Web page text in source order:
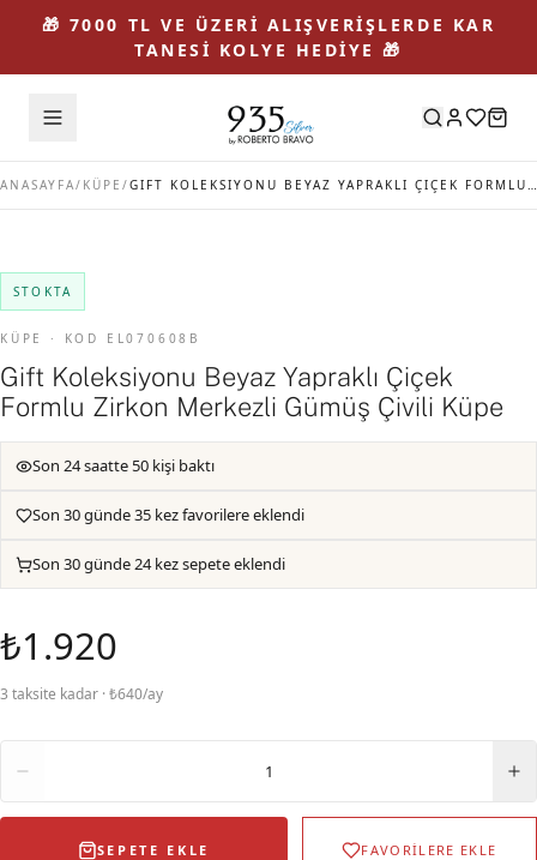
🎁 7000 TL VE ÜZERİ ALIŞVERİŞLERDE KAR
TANESİ KOLYE HEDİYE 🎁
ANASAYFA/ KÜPE / GIFT KOLEKSIYONU BEYAZ YAPRAKLI ÇIÇEK FORMLU ZIRKON MERKEZLI GÜMÜŞ ÇIVILI KÜPE
STOKTA
KÜPE · KOD EL070608B
Gift Koleksiyonu Beyaz Yapraklı Çiçek
Formlu Zirkon Merkezli Gümüş Çivili Küpe
Son 24 saatte 50 kişi baktı
Son 30 günde 35 kez favorilere eklendi
Son 30 günde 24 kez sepete eklendi
₺1.920
3 taksite kadar · ₺640/ay
1
SEPETE EKLE FAVORİLERE EKLE